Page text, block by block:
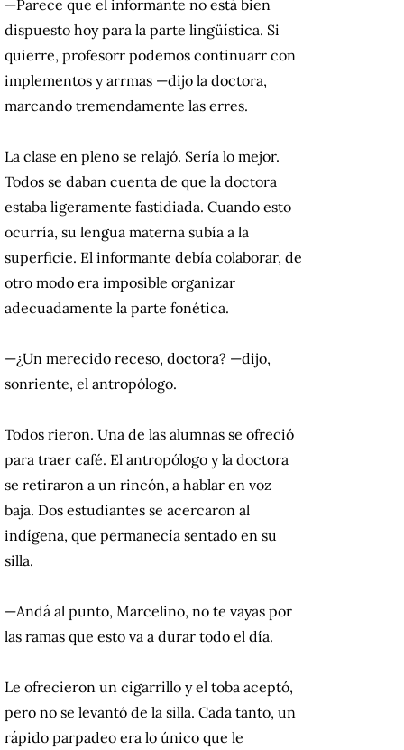
—Parece que el informante no está bien
dispuesto hoy para la parte lingüística. Si
quierre, profesorr podemos continuarr con
implementos y arrmas —dijo la doctora,
marcando tremendamente las erres.
La clase en pleno se relajó. Sería lo mejor.
Todos se daban cuenta de que la doctora
estaba ligeramente fastidiada. Cuando esto
ocurría, su lengua materna subía a la
superficie. El informante debía colaborar, de
otro modo era imposible organizar
adecuadamente la parte fonética.
—¿Un merecido receso, doctora? —dijo,
sonriente, el antropólogo.
Todos rieron. Una de las alumnas se ofreció
para traer café. El antropólogo y la doctora
se retiraron a un rincón, a hablar en voz
baja. Dos estudiantes se acercaron al
indígena, que permanecía sentado en su
silla.
—Andá al punto, Marcelino, no te vayas por
las ramas que esto va a durar todo el día.
Le ofrecieron un cigarrillo y el toba aceptó,
pero no se levantó de la silla. Cada tanto, un
rápido parpadeo era lo único que le